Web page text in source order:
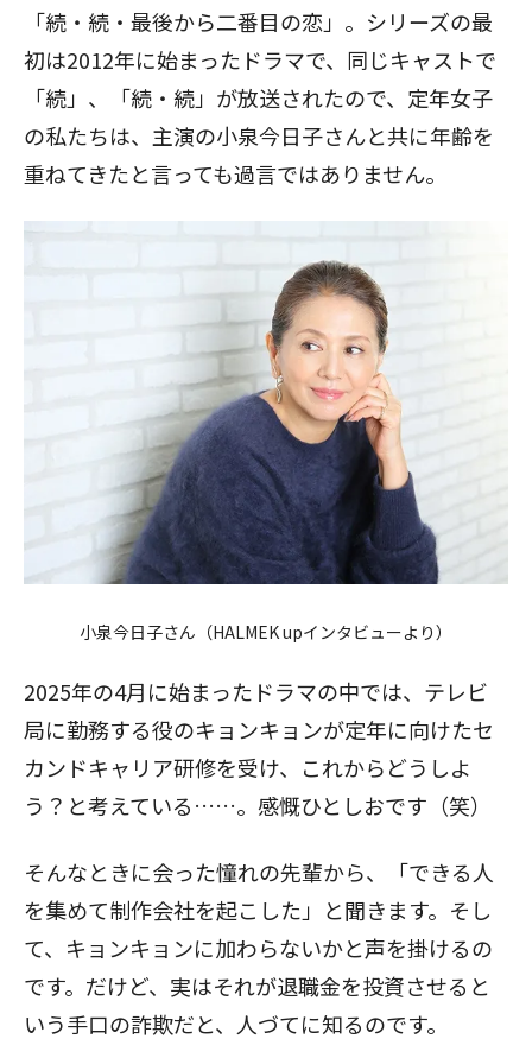
「続・続・最後から二番目の恋」。シリーズの最
初は2012年に始まったドラマで、同じキャストで
「続」、「続・続」が放送されたので、定年女子
の私たちは、主演の小泉今日子さんと共に年齢を
重ねてきたと言っても過言ではありません。
小泉今日子さん（HALMEK upインタビューより）
2025年の4月に始まったドラマの中では、テレビ
局に勤務する役のキョンキョンが定年に向けたセ
カンドキャリア研修を受け、これからどうしよ
う？と考えている……。感慨ひとしおです（笑）
そんなときに会った憧れの先輩から、「できる人
を集めて制作会社を起こした」と聞きます。そし
て、キョンキョンに加わらないかと声を掛けるの
です。だけど、実はそれが退職金を投資させると
いう手口の詐欺だと、人づてに知るのです。